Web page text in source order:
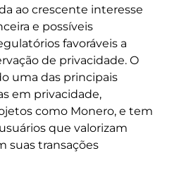
ao crescente interesse
e possíveis
favoráveis a
de privacidade. O
uma das principais
em privacidade,
como Monero, e tem
que valorizam
suas transações